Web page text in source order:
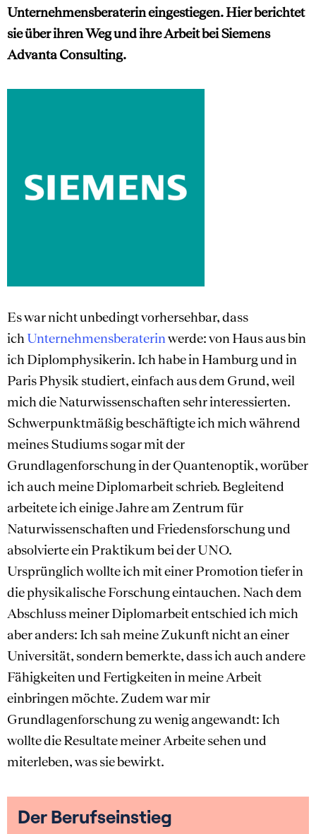
Unternehmensberaterin eingestiegen. Hier berichtet
sie über ihren Weg und ihre Arbeit bei Siemens
Advanta Consulting.
Es war nicht unbedingt vorhersehbar, dass
ichUnternehmensberaterinwerde: von Haus aus bin
ich Diplomphysikerin. Ich habe in Hamburg und in
Paris Physik studiert, einfach aus dem Grund, weil
mich die Naturwissenschaften sehr interessierten.
Schwerpunktmäßig beschäftigte ich mich während
meines Studiums sogar mit der
Grundlagenforschung in der Quantenoptik, worüber
ich auch meine Diplomarbeit schrieb. Begleitend
arbeitete ich einige Jahre am Zentrum für
Naturwissenschaften und Friedensforschung und
absolvierte ein Praktikum bei der UNO.
Ursprünglich wollte ich mit einer Promotion tiefer in
die physikalische Forschung eintauchen. Nach dem
Abschluss meiner Diplomarbeit entschied ich mich
aber anders: Ich sah meine Zukunft nicht an einer
Universität, sondern bemerkte, dass ich auch andere
Fähigkeiten und Fertigkeiten in meine Arbeit
einbringen möchte. Zudem war mir
Grundlagenforschung zu wenig angewandt: Ich
wollte die Resultate meiner Arbeite sehen und
miterleben, was sie bewirkt.
Der Berufseinstieg